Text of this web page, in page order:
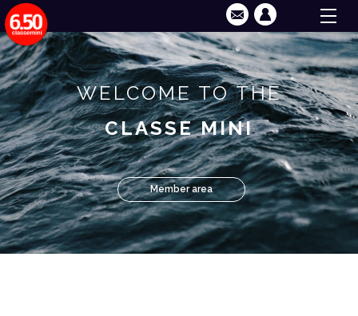
WELCOME TO THE
CLASSE MINI
Member area